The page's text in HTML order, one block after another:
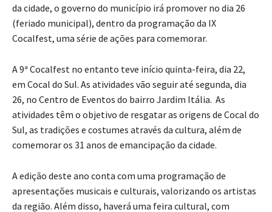
da cidade, o governo do município irá promover no dia 26
(feriado municipal), dentro da programação da IX
Cocalfest, uma série de ações para comemorar.
A 9ª Cocalfest no entanto teve início quinta-feira, dia 22,
em Cocal do Sul. As atividades vão seguir até segunda, dia
26, no Centro de Eventos do bairro Jardim Itália. As
atividades têm o objetivo de resgatar as origens de Cocal do
Sul, as tradições e costumes através da cultura, além de
comemorar os 31 anos de emancipação da cidade.
A edição deste ano conta com uma programação de
apresentações musicais e culturais, valorizando os artistas
da região. Além disso, haverá uma feira cultural, com